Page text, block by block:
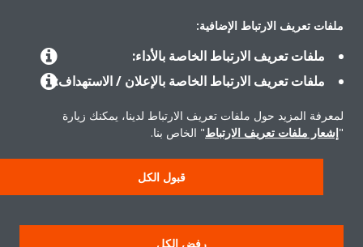
المنتجات
حول دايكن
إشعار قانوني إشعار ملف تعريف الارتباط
سياسة خصوصية البيانات
ملفات تعريف الارتباط الإضافية:
ملفات تعريف الارتباط الخاصة بالأداء:
ملفات تعريف الارتباط الخاصة بالإعلان / الاستهداف:
لمعرفة المزيد حول ملفات تعريف الارتباط لدينا، يمكنك زيارة
"إشعار ملفات تعريف الارتباط" الخاص بنا.
قبول الكل
رفض الكل